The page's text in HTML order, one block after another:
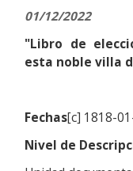
01/12/2022
"Libro de
esta noble villa
Fechas[c] 1818-
Nivel de